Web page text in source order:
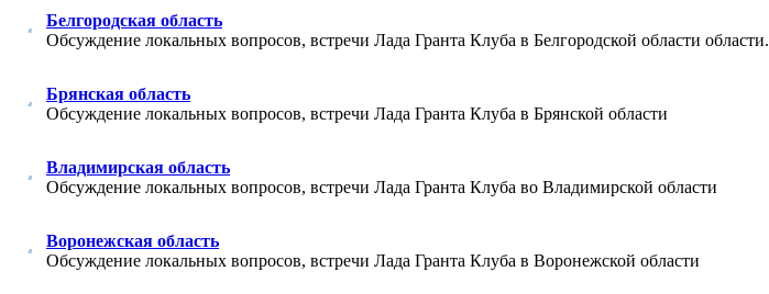
Белгородская область
Обсуждение локальных вопросов, встречи Лада Гранта Клуба в Белгородской области области.
Брянская область
Обсуждение локальных вопросов, встречи Лада Гранта Клуба в Брянской области
Владимирская область
Обсуждение локальных вопросов, встречи Лада Гранта Клуба во Владимирской области
Воронежская область
Обсуждение локальных вопросов, встречи Лада Гранта Клуба в Воронежской области